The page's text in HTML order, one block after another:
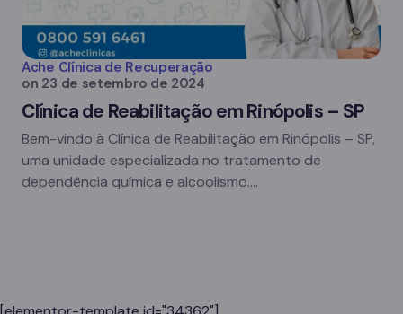
Ache Clínica de Recuperação
on 23 de setembro de 2024
Clínica de Reabilitação em Rinópolis – SP
Bem-vindo à Clínica de Reabilitação em Rinópolis – SP,
uma unidade especializada no tratamento de
dependência química e alcoolismo.…